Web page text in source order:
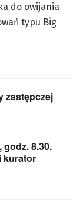
do owijania
typu Big
zastępczej
godz. 8.30.
kurator